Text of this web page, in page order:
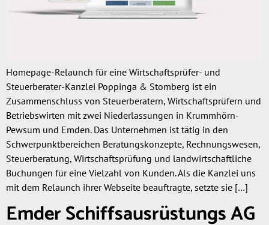
Homepage-Relaunch für eine Wirtschaftsprüfer- und
Steuerberater-Kanzlei Poppinga & Stomberg ist ein
Zusammenschluss von Steuerberatern, Wirtschaftsprüfern und
Betriebswirten mit zwei Niederlassungen in Krummhörn-
Pewsum und Emden. Das Unternehmen ist tätig in den
Schwerpunktbereichen Beratungskonzepte, Rechnungswesen,
Steuerberatung, Wirtschaftsprüfung und landwirtschaftliche
Buchungen für eine Vielzahl von Kunden. Als die Kanzlei uns
mit dem Relaunch ihrer Webseite beauftragte, setzte sie […]
Emder Schiffsausrüstungs AG